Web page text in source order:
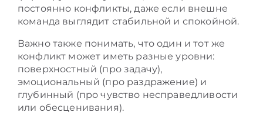
постоянно конфликты, даже если внешне
команда выглядит стабильной и спокойной.
Важно также понимать, что один и тот же
конфликт может иметь разные уровни:
поверхностный (про задачу),
эмоциональный (про раздражение) и
глубинный (про чувство несправедливости
или обесценивания).